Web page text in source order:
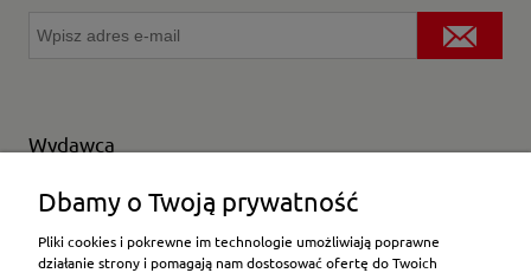
Wydawca
Wybierz producenta
Dbamy o Twoją prywatność
Pliki cookies i pokrewne im technologie umożliwiają poprawne
działanie strony i pomagają nam dostosować ofertę do Twoich